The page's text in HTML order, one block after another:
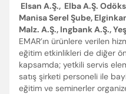
Elsan A.Ş., Elba A.Ş.
Manisa Serel Şube,
Malz. A.Ş., Ingbank A.Ş.,
EMAR’ın ürünlere verilen
eğitim etkinlikleri de diğer
kapsamda; yetkili servis
satış şirketi personeli ile
eğitim ve seminerler